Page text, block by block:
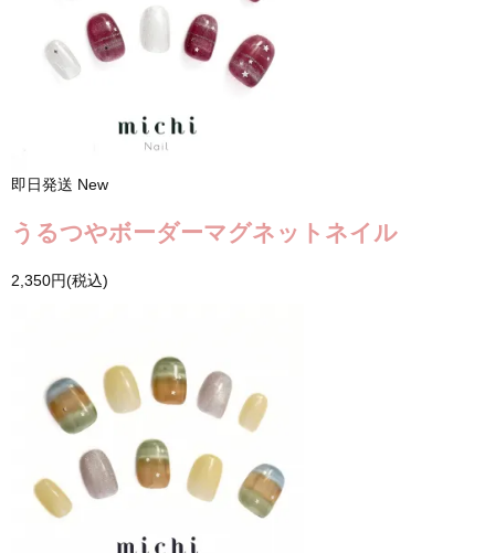
即日発送 New
うるつやボーダーマグネットネイル
2,350円(税込)